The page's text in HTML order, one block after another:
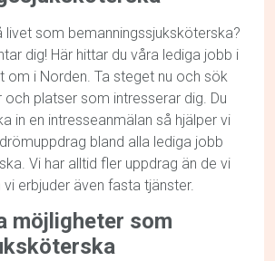
livet som bemanningssjuksköterska?
dig! Här hittar du våra lediga jobb i
om i Norden. Ta steget nu och sök
platser som intresserar dig. Du
in en intresseanmälan så hjälper vi
bland alla lediga jobb
Vi har alltid fler uppdrag än de vi
erbjuder även fasta tjänster.
möjligheter som